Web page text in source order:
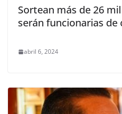
Sortean más de 26
serán funcionarias de
abril 6, 2024